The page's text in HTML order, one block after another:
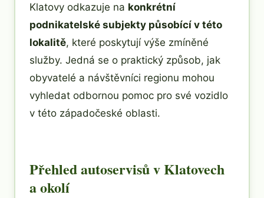
Klatovy odkazuje na konkrétní
podnikatelské subjekty působící v této
lokalitě, které poskytují výše zmíněné
služby. Jedná se o praktický způsob, jak
obyvatelé a návštěvníci regionu mohou
vyhledat odbornou pomoc pro své vozidlo
v této západočeské oblasti.
Přehled autoservisů v Klatovech
a okolí